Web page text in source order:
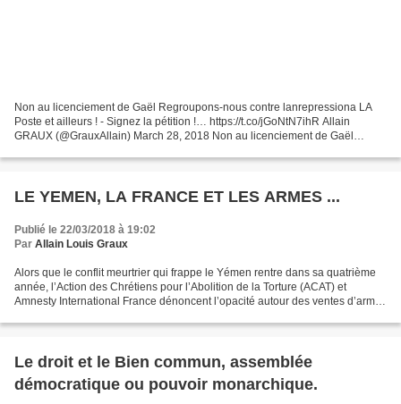
Non au licenciement de Gaël Regroupons-nous contre lanrepressiona LA
Poste et ailleurs ! - Signez la pétition !… https://t.co/jGoNtN7ihR Allain
GRAUX (@GrauxAllain) March 28, 2018 Non au licenciement de Gaël
LE YEMEN, LA FRANCE ET LES ARMES ...
Publié le 22/03/2018 à 19:02
Par Allain Louis Graux
Alors que le conflit meurtrier qui frappe le Yémen rentre dans sa quatrième
année, l’Action des Chrétiens pour l’Abolition de la Torture (ACAT) et
Amnesty International France dénoncent l’opacité autour des ventes d’armes
Le droit et le Bien commun, assemblée
démocratique ou pouvoir monarchique.